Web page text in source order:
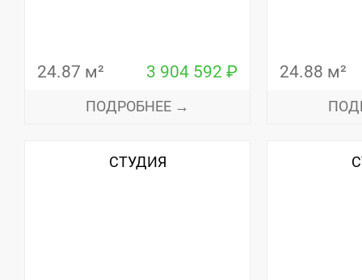
24.87 м² 3 904 592 ₽
ПОДРОБНЕЕ →
24.88 м²
СТУДИЯ